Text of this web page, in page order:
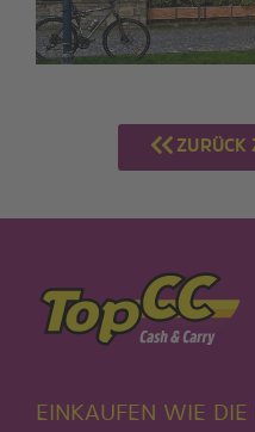
ZURÜCK
EINKAUFEN WIE DIE